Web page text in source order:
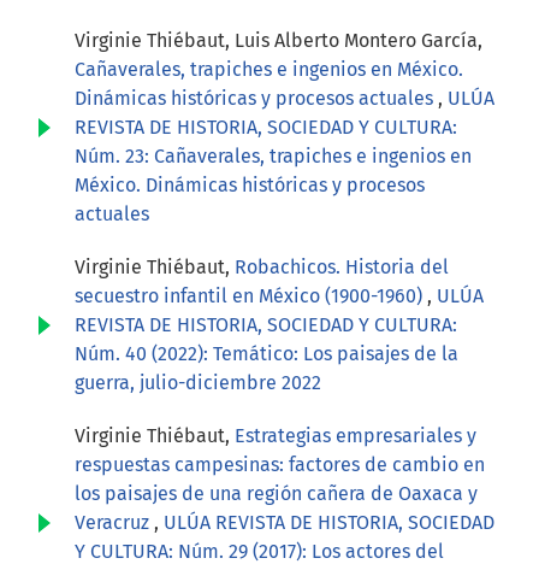
Virginie Thiébaut, Luis Alberto Montero García,
Cañaverales, trapiches e ingenios en México.
Dinámicas históricas y procesos actuales , ULÚA
REVISTA DE HISTORIA, SOCIEDAD Y CULTURA:
Núm. 23: Cañaverales, trapiches e ingenios en
México. Dinámicas históricas y procesos
actuales
Virginie Thiébaut, Robachicos. Historia del
secuestro infantil en México (1900-1960) , ULÚA
REVISTA DE HISTORIA, SOCIEDAD Y CULTURA:
Núm. 40 (2022): Temático: Los paisajes de la
guerra, julio-diciembre 2022
Virginie Thiébaut, Estrategias empresariales y
respuestas campesinas: factores de cambio en
los paisajes de una región cañera de Oaxaca y
Veracruz , ULÚA REVISTA DE HISTORIA, SOCIEDAD
Y CULTURA: Núm. 29 (2017): Los actores del